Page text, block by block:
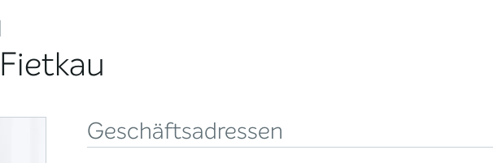
Geschäftsadressen